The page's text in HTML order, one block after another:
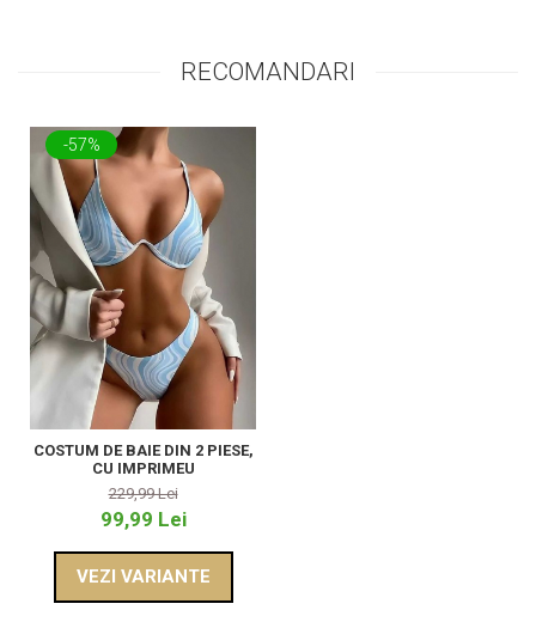
RECOMANDARI
-57%
COSTUM DE BAIE DIN 2 PIESE,
CU IMPRIMEU
229,99 Lei
99,99 Lei
VEZI VARIANTE